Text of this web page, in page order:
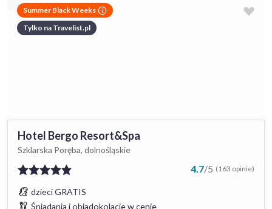
Summer Black Weeks
Tylko na Travelist.pl
Hotel Bergo Resort&Spa
Szklarska Poręba, dolnośląskie
4.7/5 (163 opinie)
dzieci GRATIS
Śniadania i obiadokolacje w cenie